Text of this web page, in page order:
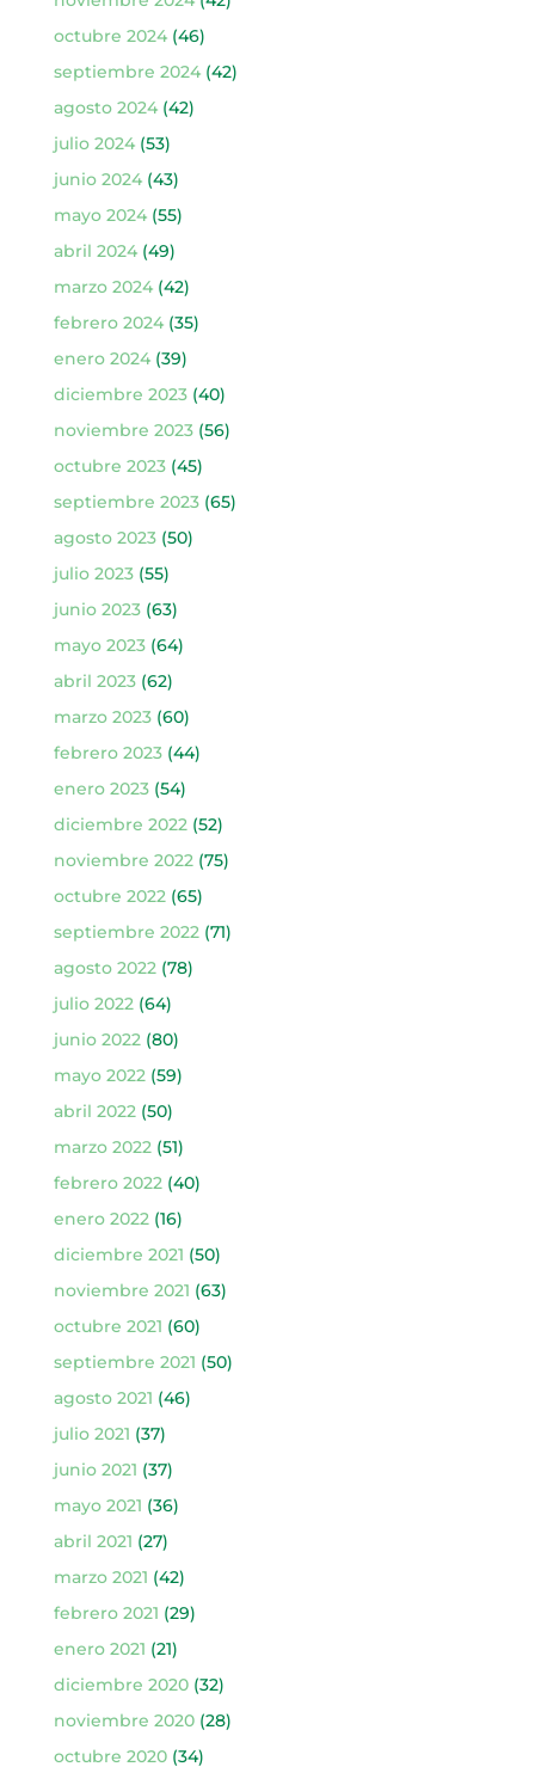
octubre 2024(46)
septiembre 2024(42)
agosto 2024(42)
julio 2024(53)
junio 2024(43)
mayo 2024(55)
abril 2024(49)
marzo 2024(42)
febrero 2024(35)
enero 2024(39)
diciembre 2023(40)
noviembre 2023(56)
octubre 2023(45)
septiembre 2023(65)
agosto 2023(50)
julio 2023(55)
junio 2023(63)
mayo 2023(64)
abril 2023(62)
marzo 2023(60)
febrero 2023(44)
enero 2023(54)
diciembre 2022(52)
noviembre 2022(75)
octubre 2022(65)
septiembre 2022(71)
agosto 2022(78)
julio 2022(64)
junio 2022(80)
mayo 2022(59)
abril 2022(50)
marzo 2022(51)
febrero 2022(40)
enero 2022(16)
diciembre 2021 (50)
noviembre 2021 (63)
octubre 2021 (60)
septiembre 2021 (50)
agosto 2021 (46)
julio 2021 (37)
junio 2021 (37)
mayo 2021 (36)
abril 2021 (27)
marzo 2021 (42)
febrero 2021 (29)
enero 2021 (21)
diciembre 2020(32)
noviembre 2020(28)
octubre 2020(34)